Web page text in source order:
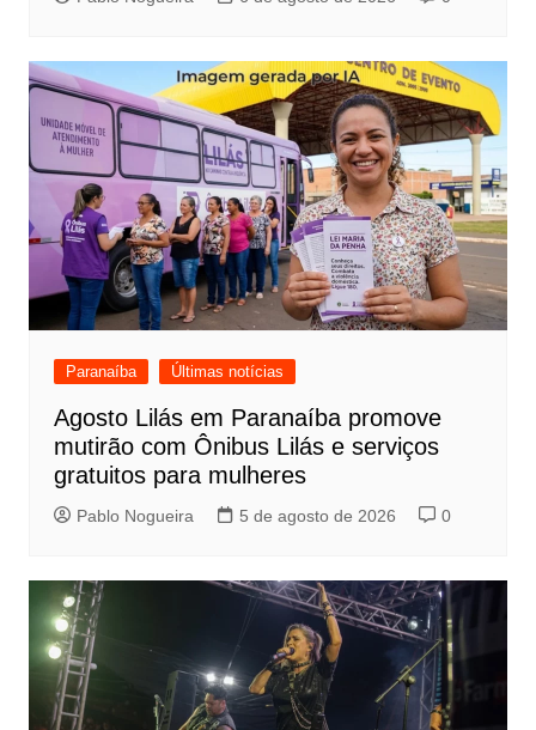
Paranaíba Últimas notícias
Agosto Lilás em Paranaíba promove
mutirão com Ônibus Lilás e serviços
gratuitos para mulheres
Pablo Nogueira 5 de agosto de 2026 0